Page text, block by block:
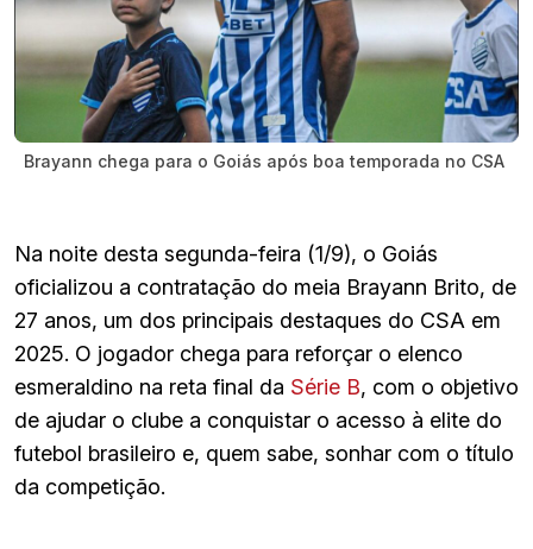
Brayann chega para o Goiás após boa temporada no CSA
Na noite desta segunda-feira (1/9), o Goiás
oficializou a contratação do meia Brayann Brito, de
27 anos, um dos principais destaques do CSA em
2025. O jogador chega para reforçar o elenco
esmeraldino na reta final da Série B, com o objetivo
de ajudar o clube a conquistar o acesso à elite do
futebol brasileiro e, quem sabe, sonhar com o título
da competição.